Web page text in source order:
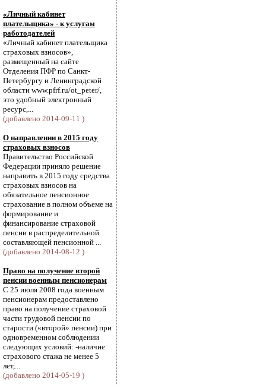
«Личный кабинет
плательщика» - к услугам
работодателей
«Личный кабинет плательщика
страховых взносов»,
размещенный на сайте
Отделения ПФР по Санкт-
Петербургу и Ленинградской
области www.pfrf.ru/ot_peter/,
это удобный электронный
ресурс,...
(добавлено 2014-09-11 )
О направлении в 2015 году
страховых взносов
Правительство Российской
Федерации приняло решение
направить в 2015 году средства
страховых взносов на
обязательное пенсионное
страхование в полном объеме на
формирование и
финансирование страховой
пенсии в распределительной
составляющей пенсионной ...
(добавлено 2014-08-12 )
Право на получение второй
пенсии военным пенсионерам
С 25 июля 2008 года военным
пенсионерам предоставлено
право на получение страховой
части трудовой пенсии по
старости («второй» пенсии) при
одновременном соблюдении
следующих условий: -наличие
страхового стажа не менее 5
лет,...
(добавлено 2014-05-19 )